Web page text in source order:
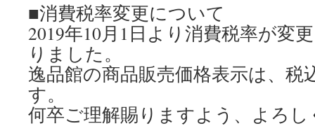
■消費税率変更について
2019年10月1日より消費税率が変
りました。
逸品館の商品販売価格表示は、税
す。
何卒ご理解賜りますよう、よろ